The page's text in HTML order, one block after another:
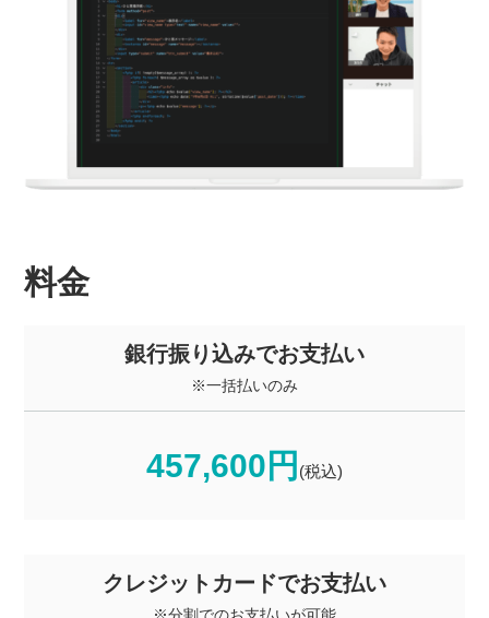
料金
銀行振り込みでお支払い
※一括払いのみ
457,600円 (税込)
クレジットカードでお支払い